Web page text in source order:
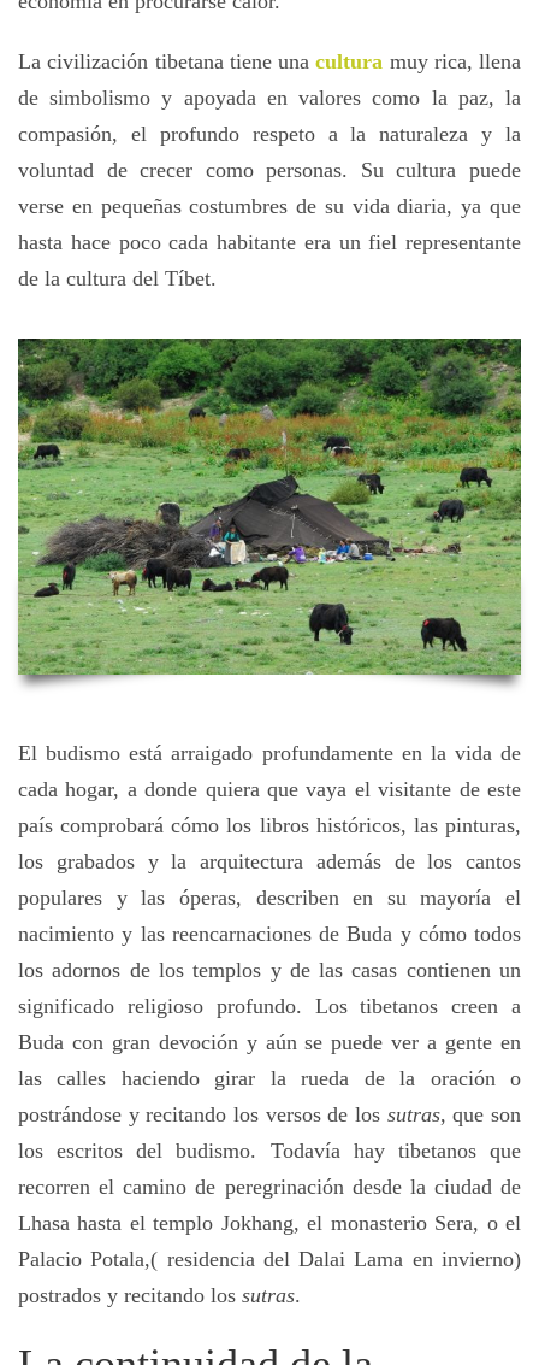
La civilización tibetana tiene unacultura muy rica, llena
de simbolismo y apoyada en valores como la paz, la
compasión, el profundo respeto a la naturaleza y la
voluntad de crecer como personas. Su cultura puede
verse en pequeñas costumbres de su vida diaria, ya que
hasta hace poco cada habitante era un fiel representante
de la cultura del Tíbet.
El budismo está arraigado profundamente en la vida de
cada hogar, a donde quiera que vaya el visitante de este
país comprobará cómo los libros históricos, las pinturas,
los grabados y la arquitectura además de los cantos
populares y las óperas, describen en su mayoría el
nacimiento y las reencarnaciones de Buda y cómo todos
los adornos de los templos y de las casas contienen un
significado religioso profundo. Los tibetanos creen a
Buda con gran devoción y aún se puede ver a gente en
las calles haciendo girar la rueda de la oración o
postrándose y recitando los versos de los sutras, que son
los escritos del budismo. Todavía hay tibetanos que
recorren el camino de peregrinación desde la ciudad de
Lhasa hasta el templo Jokhang, el monasterio Sera, o el
Palacio Potala,( residencia del Dalai Lama en invierno)
postrados y recitando los sutras.